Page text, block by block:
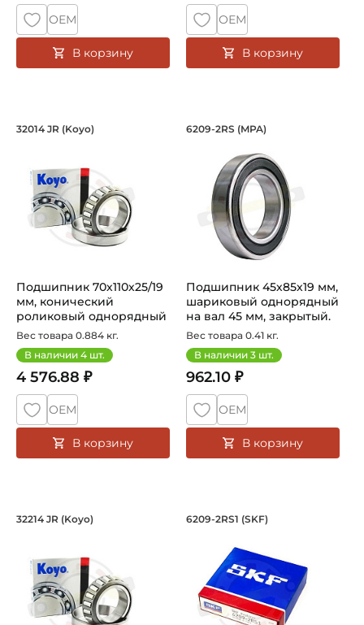
ОЕМ
В корзину
ОЕМ
В корзину
Подшипник 70х110х25/19 мм,
32014 JR (Koyo)
Подшипник 70х110х25/19
мм, конический
роликовый однорядный
на вал 70 мм...
Вес товара 0.884 кг.
В наличии 4 шт.
4 576.88 ₽
ОЕМ
В корзину
Подшипник
6209-2RS (MPA)
Подшипник 45х85х19 мм,
шариковый однорядный
на вал 45 мм, закрытый.
Арт...
Вес товара 0.41 кг.
В наличии 3 шт.
962.10 ₽
ОЕМ
В корзину
Подшипник 70х125х31/27 мм,
32214 JR (Koyo) Подшипник
6209-2RS1 (SKF)